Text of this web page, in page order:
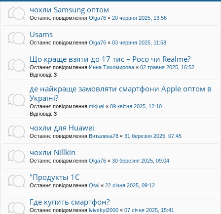
чохли Samsung оптом
Останнє повідомлення Olga76 « 20 червня 2025, 13:56
Usams
Останнє повідомлення Olga76 « 03 червня 2025, 11:58
Що краще взяти до 17 тис – Poco чи Realme?
Останнє повідомлення Инна Тихомирова « 02 травня 2025, 16:52
Відповіді: 3
де найкраще замовляти смартфони Apple оптом в
Україні?
Останнє повідомлення mkjuel « 09 квітня 2025, 12:10
Відповіді: 3
чохли для Huawei
Останнє повідомлення Виталина78 « 31 березня 2025, 07:45
чохли Nillkin
Останнє повідомлення Olga76 « 30 березня 2025, 09:04
"Продукты 1C
Останнє повідомлення Qiwi « 22 січня 2025, 09:12
Где купить смартфон?
Останнє повідомлення lvivskyi2000 « 07 січня 2025, 15:41